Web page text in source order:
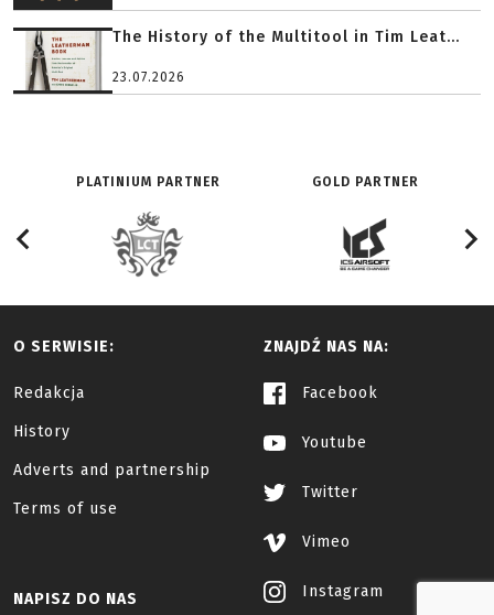
The History of the Multitool in Tim Leat...
23.07.2026
PLATINIUM PARTNER GOLD PARTNER
O SERWISIE:
Redakcja
History
Adverts and partnership
Terms of use
ZNAJDŹ NAS NA:
Facebook
Youtube
Twitter
Vimeo
Instagram
NAPISZ DO NAS